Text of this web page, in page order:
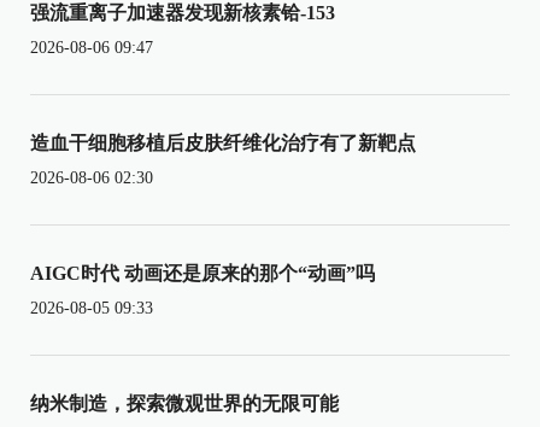
强流重离子加速器发现新核素铪-153
2026-08-06 09:47
造血干细胞移植后皮肤纤维化治疗有了新靶点
2026-08-06 02:30
AIGC时代 动画还是原来的那个“动画”吗
2026-08-05 09:33
纳米制造，探索微观世界的无限可能